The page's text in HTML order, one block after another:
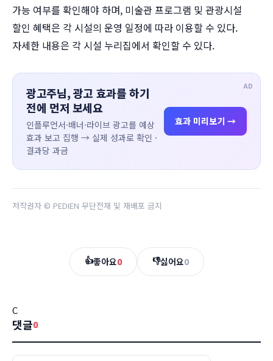
가능 여부를 확인해야 하며, 미술관 프로그램 및 관광시설
할인 혜택은 각 시설의 운영 일정에 따라 이용할 수 있다.
자세한 내용은 각 시설 누리집에서 확인할 수 있다.
AD
광고주님, 광고 효과를 하기
전에 먼저 보세요
인플루언서·배너·라이브 광고를 예상
효과 보고 집행 → 실제 성과로 확인 ·
결과당 과금
효과 미리보기 →
저작권자 © PEDIEN 무단전재 및 재배포 금지
👍좋아요0 👎싫어요0
C
댓글0